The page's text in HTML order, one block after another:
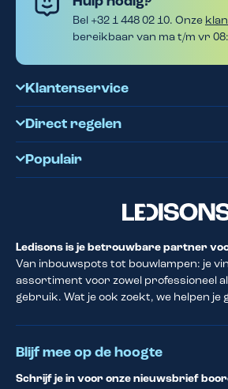
Bel +32 1 448 02 10. Onze
bereikbaar van ma t/m vr
Ledisons is je betrouwbare partner
Van inbouwspots tot bouwlampen: je
assortiment voor zowel professioneel
gebruik. Wat je ook zoekt, we helpen je
Blijf mee op de hoogte
Schrijf je in voor onze nieuwsbrief
Klantenservice
Direct regelen
Populair